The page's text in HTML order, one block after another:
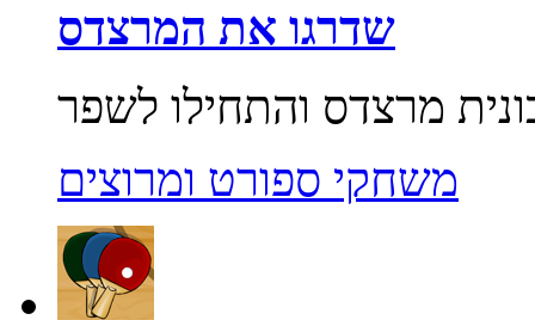
שדרגו את המרצדס
משחקי ספורט ומרוצים